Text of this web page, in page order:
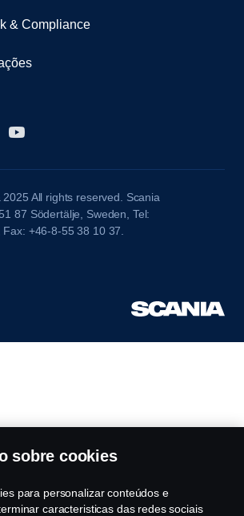
& Compliance
All rights reserved. Scania
87 Södertälje, Sweden, Tel:
+46-8-55 38 10 37.
sobre cookies
para personalizar conteúdos e
caracteristicas das redes sociais